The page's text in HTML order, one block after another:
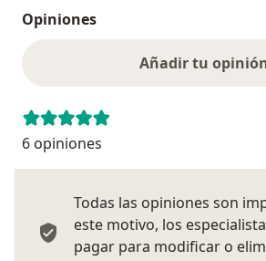
Opiniones
Añadir tu
6 opiniones
Todas las opiniones son
este motivo, los
pagar para modificar o